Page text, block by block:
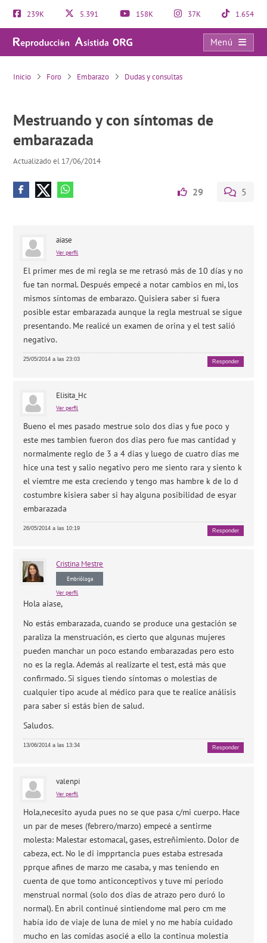
239K 5.391 158K 37K 1.654
Menú
Mestruando y con síntomas de embarazada
Inicio Foro Embarazo Dudas y consultas
Mestruando y con síntomas de
embarazada
Actualizado el 17/06/2014
29 5
aiase
Ver perfil
El primer mes de mi regla se me retrasó más de 10 días y no
fue tan normal. Después empecé a notar cambios en mi, los
mismos síntomas de embarazo. Quisiera saber si fuera
posible estar embarazada aunque la regla mestrual se sigue
presentando. Me realicé un examen de orina y el test salió
negativo.
25/05/2014 a las 23:03 Responder
Elisita_Hc
Ver perfil
Bueno el mes pasado mestrue solo dos dias y fue poco y
este mes tambien fueron dos dias pero fue mas cantidad y
normalmente reglo de 3 a 4 dias y luego de cuatro dias me
hice una test y salio negativo pero me siento rara y siento k
el viemtre me esta creciendo y tengo mas hambre k de lo d
costumbre kisiera saber si hay alguna posibilidad de esyar
embarazada
26/05/2014 a las 10:19 Responder
Cristina Mestre
Embrióloga
Ver perfil
Hola aiase,
No estás embarazada, cuando se produce una gestación se
paraliza la menstruación, es cierto que algunas mujeres
pueden manchar un poco estando embarazadas pero esto
no es la regla. Además al realizarte el test, está más que
confirmado. Si sigues tiendo síntomas o molestias de
cualquier tipo acude al médico para que te realice análisis
para saber si estás bien de salud.
Saludos.
13/06/2014 a las 13:34 Responder
valenpi
Ver perfil
Hola,necesito ayuda pues no se que pasa c/mi cuerpo. Hace
un par de meses (febrero/marzo) empecé a sentirme
molesta: Malestar estomacal, gases, estreñimiento. Dolor de
cabeza, ect. No le di impprtancia pues estaba estresada
pprque afines de marzo me casaba, y mas teniendo en
cuenta de que tomo anticonceptivos y tuve mi periodo
menstrual normal (solo dos dias de atrazo pero duró lo
normal). En abril continué sintiendome mal pero cm me
había ido de viaje de luna de miel y no me había cuidado
mucho en las comidas asocié a ello la continua molestia